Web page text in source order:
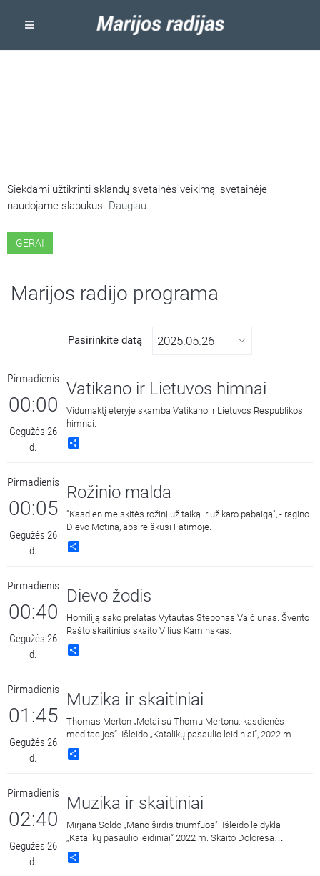
Siekdami užtikrinti sklandų svetainės veikimą, svetainėje
naudojame slapukus. Daugiau..
GERAI
Marijos radijo programa
Pasirinkite datą
Pirmadienis
00:00
Gegužės 26
d.
Vatikano ir Lietuvos himnai
Vidurnaktį eteryje skamba Vatikano ir Lietuvos Respublikos
himnai.
Pirmadienis
00:05
Gegužės 26
d.
Rožinio malda
"Kasdien melskitės rožinį už taiką ir už karo pabaigą", - ragino
Dievo Motina, apsireiškusi Fatimoje.
Pirmadienis
00:40
Gegužės 26
d.
Dievo žodis
Homiliją sako prelatas Vytautas Steponas Vaičiūnas. Švento
Rašto skaitinius skaito Vilius Kaminskas.
Pirmadienis
01:45
Gegužės 26
d.
Muzika ir skaitiniai
Thomas Merton „Metai su Thomu Mertonu: kasdienės
meditacijos“. Išleido „Katalikų pasaulio leidiniai“, 2022 m.
Skaito Dalius Ramanauskas.
Pirmadienis
02:40
Gegužės 26
d.
Muzika ir skaitiniai
Mirjana Soldo „Mano širdis triumfuos". Išleido leidykla
„Katalikų pasaulio leidiniai“ 2022 m. Skaito Doloresa
Kazragytė.